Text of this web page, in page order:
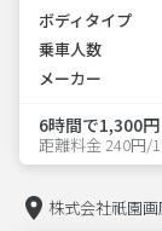
ボディタイプ
乗車人数
メーカー
6時間で1,300円
距離料金 240円/
株式会社祇園画